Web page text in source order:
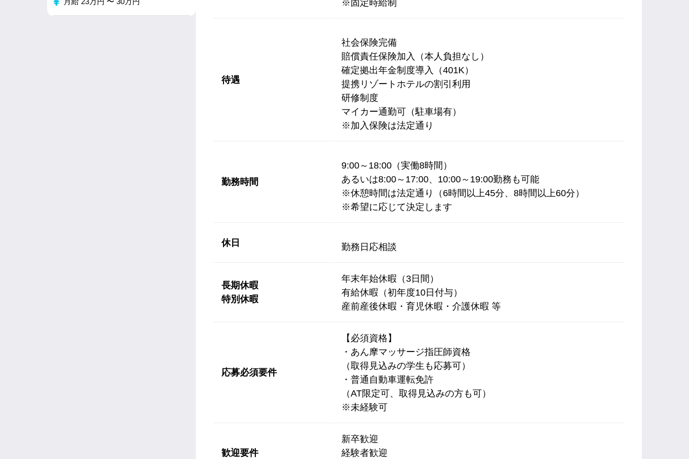
※固定時給制
待遇
社会保険完備
賠償責任保険加入（本人負担なし）
確定拠出年金制度導入（401K）
提携リゾートホテルの割引利用
研修制度
マイカー通勤可（駐車場有）
※加入保険は法定通り
勤務時間
9:00～18:00（実働8時間）
あるいは8:00～17:00、10:00～19:00勤務も可能
※休憩時間は法定通り（6時間以上45分、8時間以上60分）
※希望に応じて決定します
休日 勤務日応相談
長期休暇
特別休暇
年末年始休暇（3日間）
有給休暇（初年度10日付与）
産前産後休暇・育児休暇・介護休暇 等
応募必須要件
【必須資格】
・あん摩マッサージ指圧師資格
（取得見込みの学生も応募可）
・普通自動車運転免許
（AT限定可、取得見込みの方も可）
※未経験可
歓迎要件
新卒歓迎
経験者歓迎